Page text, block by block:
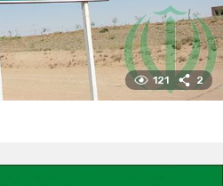
121 2